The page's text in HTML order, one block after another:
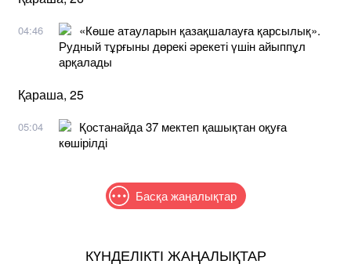
04:46
«Көше атауларын қазақшалауға қарсылық».
Рудный тұрғыны дөрекі әрекеті үшін айыппұл
арқалады
Қараша, 25
05:04
Қостанайда 37 мектеп қашықтан оқуға
көшірілді
Басқа жаңалықтар
КҮНДЕЛІКТІ ЖАҢАЛЫҚТАР